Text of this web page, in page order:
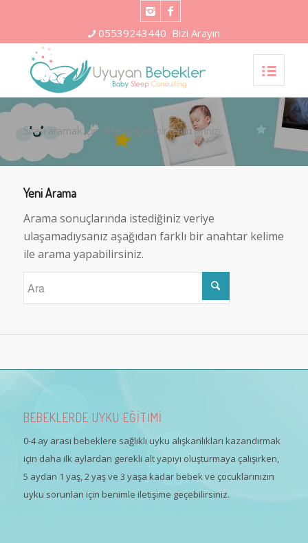
05539243440 Bizi Arayın
Siteyi aramak için lütfen geçerli bir terim giriniz
Yeni Arama
Arama sonuçlarında istediğiniz veriye
ulaşamadıysanız aşağıdan farklı bir anahtar kelime
ile arama yapabilirsiniz.
BEBEKLERDE UYKU EĞİTİMİ
0-4 ay arası bebeklere sağlıklı uyku alışkanlıkları kazandırmak
için daha ilk aylardan gerekli alt yapıyı oluşturmaya çalışırken,
5 aydan 1 yaş, 2 yaş ve 3 yaşa kadar bebek ve çocuklarınızın
uyku sorunları için benimle iletişime geçebilirsiniz.